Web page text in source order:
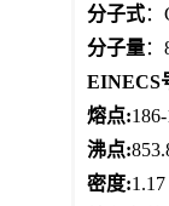
分子式
分子量：
EINECS
熔点:
沸点:
密度:1.17